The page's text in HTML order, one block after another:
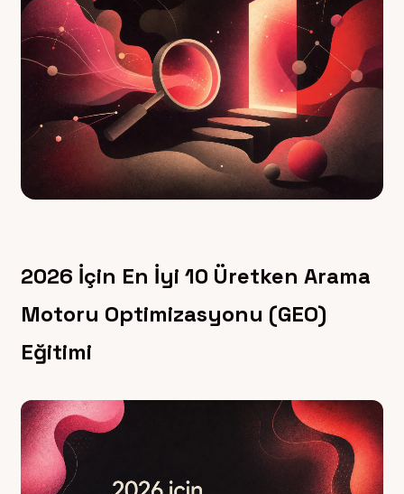
2026 İçin En İyi 10 Üretken Arama
Motoru Optimizasyonu (GEO)
Eğitimi